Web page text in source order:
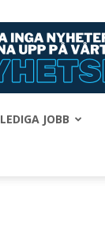
LEDIGA JOBB